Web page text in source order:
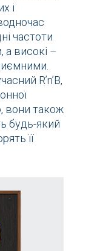
і
частоти
а високі –
R’n’B,
вони також
будь-який
її